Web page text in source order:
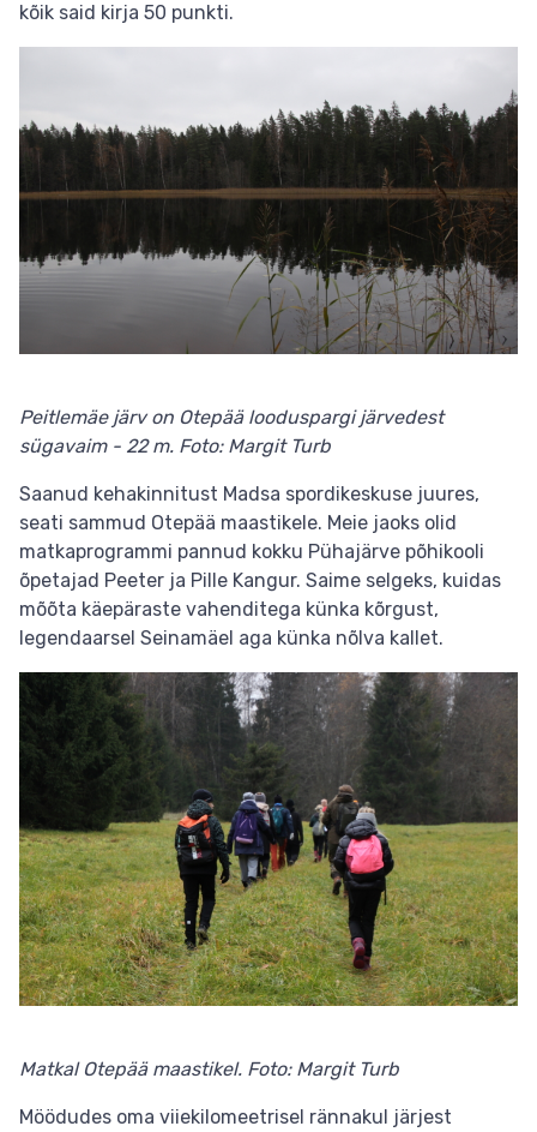
kõik said kirja 50 punkti.
Peitlemäe järv on Otepää looduspargi järvedest
sügavaim - 22 m. Foto: Margit Turb
Saanud kehakinnitust Madsa spordikeskuse juures,
seati sammud Otepää maastikele. Meie jaoks olid
matkaprogrammi pannud kokku Pühajärve põhikooli
õpetajad Peeter ja Pille Kangur. Saime selgeks, kuidas
mõõta käepäraste vahenditega künka kõrgust,
legendaarsel Seinamäel aga künka nõlva kallet.
Matkal Otepää maastikel. Foto: Margit Turb
Möödudes oma viiekilomeetrisel rännakul järjest